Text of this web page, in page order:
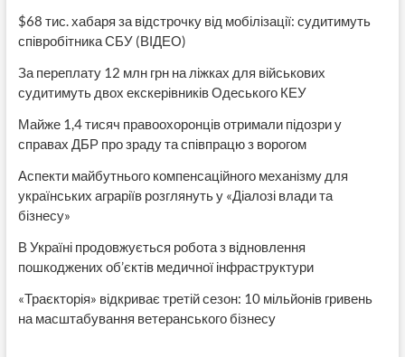
$68 тис. хабаря за відстрочку від мобілізації: судитимуть
співробітника СБУ (ВІДЕО)
За переплату 12 млн грн на ліжках для військових
судитимуть двох екскерівників Одеського КЕУ
Майже 1,4 тисяч правоохоронців отримали підозри у
справах ДБР про зраду та співпрацю з ворогом
Аспекти майбутнього компенсаційного механізму для
українських аграріїв розглянуть у «Діалозі влади та
бізнесу»
В Україні продовжується робота з відновлення
пошкоджених об’єктів медичної інфраструктури
«Траєкторія» відкриває третій сезон: 10 мільйонів гривень
на масштабування ветеранського бізнесу